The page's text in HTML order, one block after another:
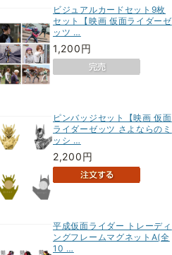
ビジュアルカードセット9枚
セット【映画 仮面ライダーゼ
ッツ …
1,200円
ピンバッジセット【映画 仮面
ライダーゼッツ さよならのミ
ッシ …
2,200円
平成仮面ライダー トレーディ
ングフレームマグネットA(全
10 …